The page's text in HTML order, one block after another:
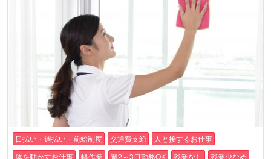
日払い・週払い・前給制度 交通費支給
人と接するお仕事
体を動かすお仕事
軽作業 週2～3日勤務OK 残業なし 残業少なめ